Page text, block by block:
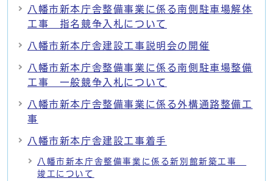
八幡市新本庁舎整備事業に係る南側駐車場解体
工事 指名競争入札について
八幡市新本庁舎建設工事説明会の開催
八幡市新本庁舎整備事業に係る南側駐車場整備
工事 一般競争入札について
八幡市新本庁舎整備事業に係る外構通路整備工
事
八幡市新本庁舎建設工事着手
八幡市新本庁舎整備事業に係る新別館新築工事
竣工について